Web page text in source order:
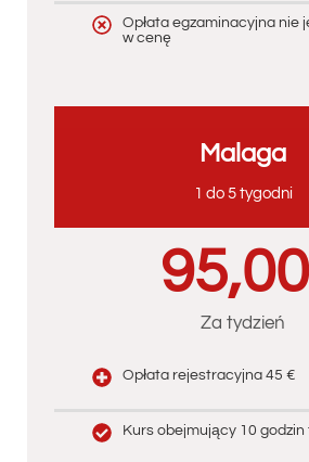
Opłata egzaminacyjna nie
w cenę
Malaga
1 do 5 tygodni
95,00
Za tydzień
Opłata rejestracyjna 45 €
Kurs obejmujący 10